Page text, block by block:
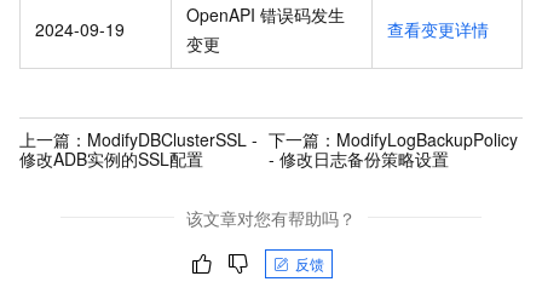
2024-09-19
OpenAPI 错误码发生
变更
查看变更详情
上一篇： ModifyDBClusterSSL -
修改ADB实例的SSL配置
下一篇： ModifyLogBackupPolicy
- 修改日志备份策略设置
该文章对您有帮助吗？
反馈